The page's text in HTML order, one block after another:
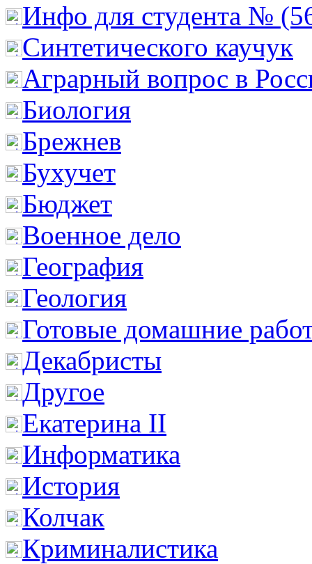
Инфо для студента №
Cинтетического каучук
Аграрный вопрос в
Биология
Брежнев
Бухучет
Бюджет
Военное дело
География
Геология
Готовые домашние
Декабристы
Другое
Екатерина II
Информатика
История
Колчак
Криминалистика